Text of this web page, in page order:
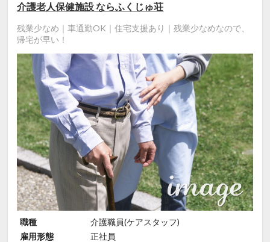
介護老人保健施設 ならふくじゅ荘
残業少なめ｜車通勤OK｜住宅支援あり｜残業少なめなので、
帰宅が早い！
職種
介護職員(ケアスタッフ)
雇用形態
正社員